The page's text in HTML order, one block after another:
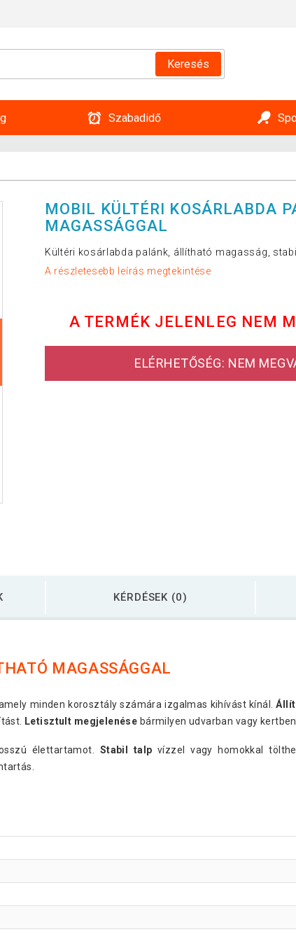
Keresés
Szabadidő
MOBIL KÜLTÉRI KOSÁRLABDA
MAGASSÁGGAL
Kültéri kosárlabda palánk, állítható magasság,
A részletesebb leírás megtekintése
A TERMÉK JELENLEG NEM
ELÉRHETŐSÉG: NEM
KÉRDÉSEK (0)
MAGASSÁGGAL
minden korosztály számára izgalmas kihívást kínál.
Letisztult megjelenése bármilyen udvarban vagy
élettartamot. Stabil talp vízzel vagy homokkal